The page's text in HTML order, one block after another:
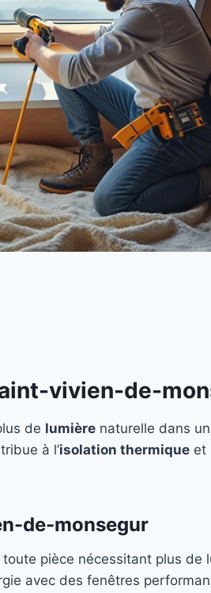
vivien-de-
de lumière naturelle dans
à l’isolation thermique et
de-monsegur
pièce nécessitant plus de
avec des fenêtres